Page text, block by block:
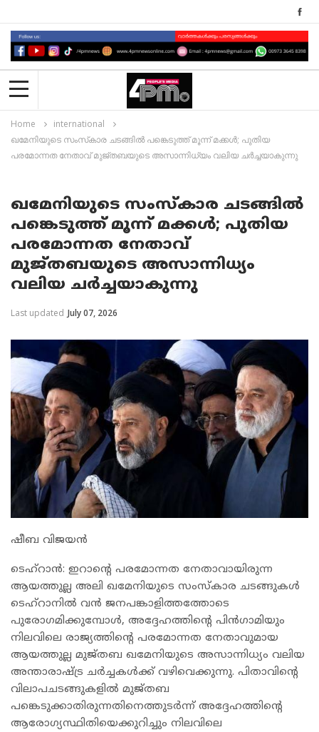
Home
international
ഖമേനിയുടെ സംസ്‌കാര ചടങ്ങില്‍ പങ്കെടുത്ത് മൂന്ന് മക്കള്‍; പുതിയ
പരമോന്നത നേതാവ് മുജ്തബയുടെ അസാന്നിധ്യം വലിയ ചര്‍ച്ചയാകുന്നു
ഖമേനിയുടെ സംസ്‌കാര ചടങ്ങില്‍
പങ്കെടുത്ത് മൂന്ന് മക്കള്‍; പുതിയ
പരമോന്നത നേതാവ്
മുജ്തബയുടെ അസാന്നിധ്യം
വലിയ ചര്‍ച്ചയാകുന്നു
Last updated July 07, 2026
ഷീബ വിജയൻ
ടെഹ്റാന്‍: ഇറാന്റെ പരമോന്നത നേതാവായിരുന്ന
ആയത്തുല്ല അലി ഖമേനിയുടെ സംസ്‌കാര ചടങ്ങുകള്‍
ടെഹ്റാനില്‍ വന്‍ ജനപങ്കാളിത്തത്തോടെ
പുരോഗമിക്കുമ്പോള്‍, അദ്ദേഹത്തിന്റെ പിന്‍ഗാമിയും
നിലവിലെ രാജ്യത്തിന്റെ പരമോന്നത നേതാവുമായ
ആയത്തുല്ല മുജ്തബ ഖമേനിയുടെ അസാന്നിധ്യം വലിയ
അന്താരാഷ്ട്ര ചര്‍ച്ചകള്‍ക്ക് വഴിവെക്കുന്നു. പിതാവിന്റെ
വിലാപചടങ്ങുകളില്‍ മുജ്തബ
പങ്കെടുക്കാതിരുന്നതിനെത്തുടര്‍ന്ന് അദ്ദേഹത്തിന്റെ
ആരോഗ്യസ്ഥിതിയെക്കുറിച്ചും നിലവിലെ